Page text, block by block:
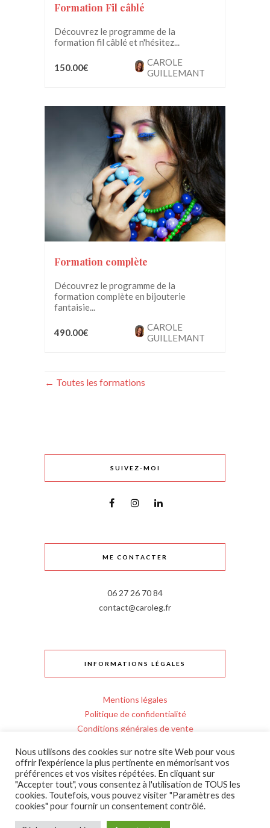
Formation Fil câblé
Découvrez le programme de la
formation fil câblé et n'hésitez...
150.00€
CAROLE
GUILLEMANT
Formation complète
Découvrez le programme de la
formation complète en bijouterie
fantaisie...
490.00€
CAROLE
GUILLEMANT
Toutes les formations
SUIVEZ-MOI
ME CONTACTER
06 27 26 70 84
contact@caroleg.fr
INFORMATIONS LÉGALES
Mentions légales
Politique de confidentialité
Conditions générales de vente
Personnes en situation de handicap
Entrée en formation
Livraison et retours bijoux
Nous utilisons des cookies sur notre site Web pour vous
offrir l'expérience la plus pertinente en mémorisant vos
préférences et vos visites répétées. En cliquant sur
"Accepter tout", vous consentez à l'utilisation de TOUS les
cookies. Toutefois, vous pouvez visiter "Paramètres des
cookies" pour fournir un consentement contrôlé.